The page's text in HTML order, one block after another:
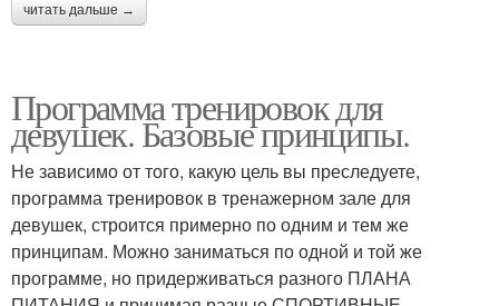
читать дальше →
Программа тренировок для
девушек. Базовые принципы.
Не зависимо от того, какую цель вы преследуете,
программа тренировок в тренажерном зале для
девушек, строится примерно по одним и тем же
принципам. Можно заниматься по одной и той же
программе, но придерживаться разного ПЛАНА